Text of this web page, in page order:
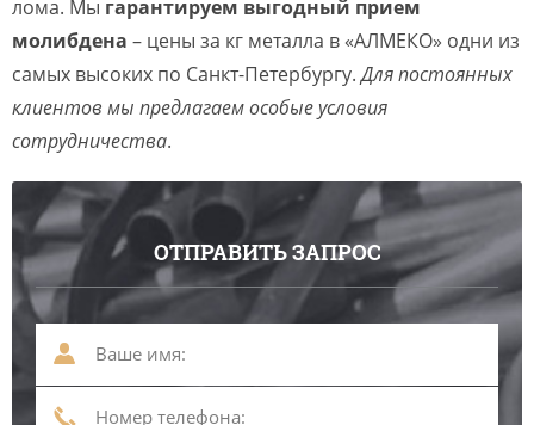
лома. Мы гарантируем выгодный прием
молибдена – цены за кг металла в «АЛМЕКО» одни из
самых высоких по Санкт-Петербургу.Для постоянных
клиентов мы предлагаем особые условия
сотрудничества.
ОТПРАВИТЬ ЗАПРОС